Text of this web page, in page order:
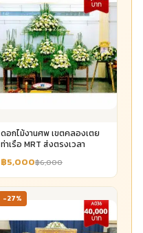
ดอกไม้งานศพ เขตคลองเตย
ท่าเรือ MRT ส่งตรงเวลา
฿5,000฿6,000
-27%